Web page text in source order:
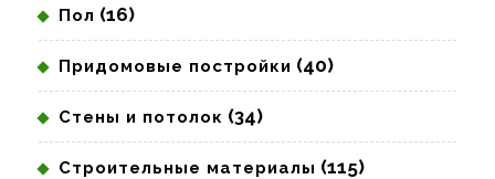
Пол (16)
Придомовые постройки (40)
Стены и потолок (34)
Строительные материалы (115)